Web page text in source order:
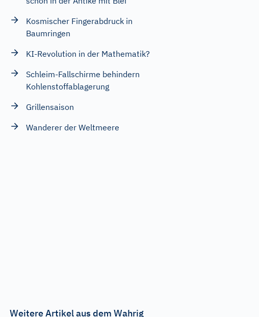
Kosmischer Fingerabdruck in
Baumringen
KI-Revolution in der Mathematik?
Schleim-Fallschirme behindern
Kohlenstoffablagerung
Grillensaison
Wanderer der Weltmeere
Weitere Artikel aus dem Wahrig